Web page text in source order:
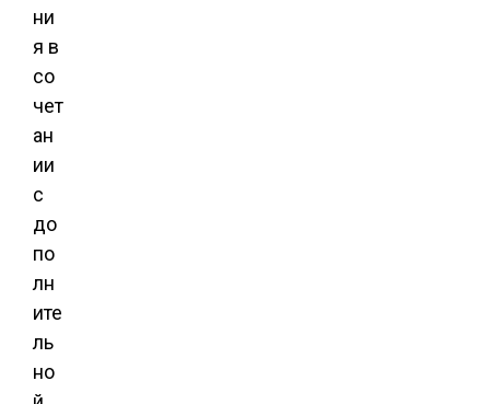
ни
я в
со
чет
ан
ии
с
до
по
лн
ите
ль
но